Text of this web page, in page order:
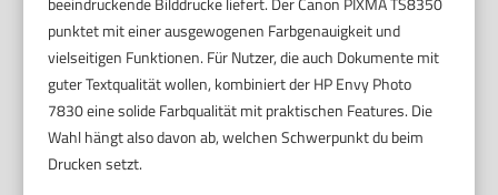
punktet mit einer ausgewogenen Farbgenauigkeit und
vielseitigen Funktionen. Für Nutzer, die auch Dokumente mit
guter Textqualität wollen, kombiniert der HP Envy Photo
7830 eine solide Farbqualität mit praktischen Features. Die
Wahl hängt also davon ab, welchen Schwerpunkt du beim
Drucken setzt.